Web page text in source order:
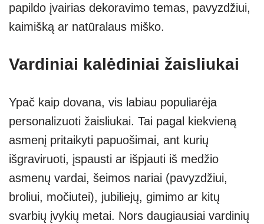
papildo įvairias dekoravimo temas, pavyzdžiui,
kaimišką ar natūralaus miško.
Vardiniai kalėdiniai žaisliukai
Ypač kaip dovana, vis labiau populiarėja
personalizuoti žaisliukai. Tai pagal kiekvieną
asmenį pritaikyti papuošimai, ant kurių
išgraviruoti, įspausti ar išpjauti iš medžio
asmenų vardai, šeimos nariai (pavyzdžiui,
broliui, močiutei), jubiliejų, gimimo ar kitų
svarbių įvykių metai. Nors daugiausiai vardinių